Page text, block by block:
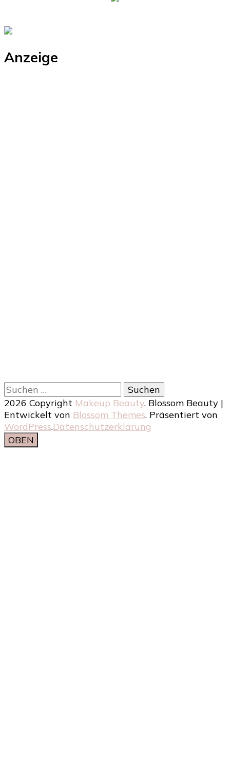
Anzeige
Suchen
nach:
2026 Copyright Makeup Beauty. Blossom Beauty |
Entwickelt von Blossom Themes. Präsentiert von
WordPress.Datenschutzerklärung
OBEN